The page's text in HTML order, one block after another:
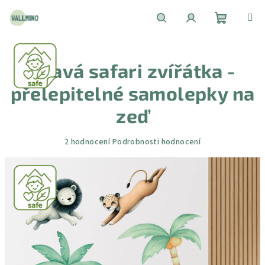
obsah
košík
Hravá safari zvířátka -
přelepitelné samolepky na
zeď
Průměrné
je
5,0
z
5
hvězdiček.
2 hodnoceníPodrobnosti hodnocení